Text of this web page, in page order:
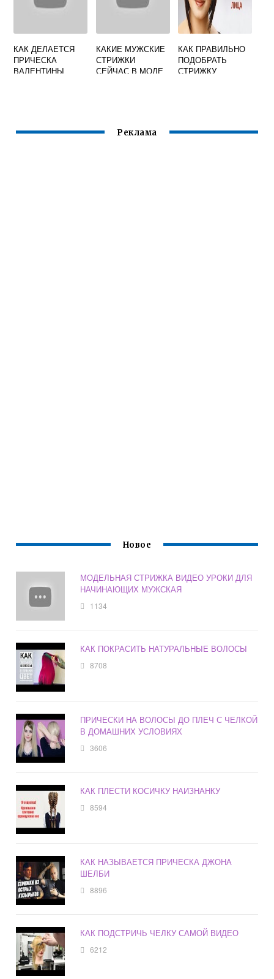
КАК ДЕЛАЕТСЯ
ПРИЧЕСКА
ВАЛЕНТИНЫ
КАКИЕ МУЖСКИЕ
СТРИЖКИ
СЕЙЧАС В МОДЕ
КАК ПРАВИЛЬНО
ПОДОБРАТЬ
СТРИЖКУ
Реклама
Новое
МОДЕЛЬНАЯ СТРИЖКА ВИДЕО УРОКИ ДЛЯ
НАЧИНАЮЩИХ МУЖСКАЯ
1134
КАК ПОКРАСИТЬ НАТУРАЛЬНЫЕ ВОЛОСЫ
8708
ПРИЧЕСКИ НА ВОЛОСЫ ДО ПЛЕЧ С ЧЕЛКОЙ
В ДОМАШНИХ УСЛОВИЯХ
3606
КАК ПЛЕСТИ КОСИЧКУ НАИЗНАНКУ
8594
КАК НАЗЫВАЕТСЯ ПРИЧЕСКА ДЖОНА
ШЕЛБИ
8896
КАК ПОДСТРИЧЬ ЧЕЛКУ САМОЙ ВИДЕО
6212